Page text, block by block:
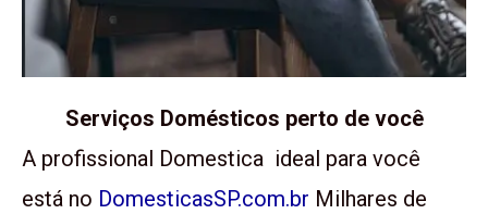
Serviços Domésticos perto de você
A profissional Domestica ideal para você
está no DomesticasSP.com.br Milhares de